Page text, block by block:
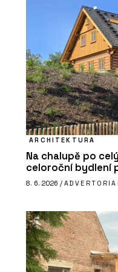
ARCHITEKTURA
Na chalupě po
celoroční bydlení
8. 6. 2026 /